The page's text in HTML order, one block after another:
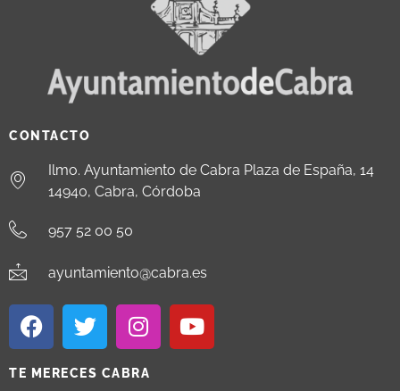
CONTACTO
Ilmo. Ayuntamiento de Cabra Plaza de España, 14
14940, Cabra, Córdoba
957 52 00 50
ayuntamiento@cabra.es
TE MERECES CABRA